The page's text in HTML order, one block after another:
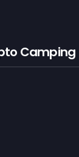
Camping